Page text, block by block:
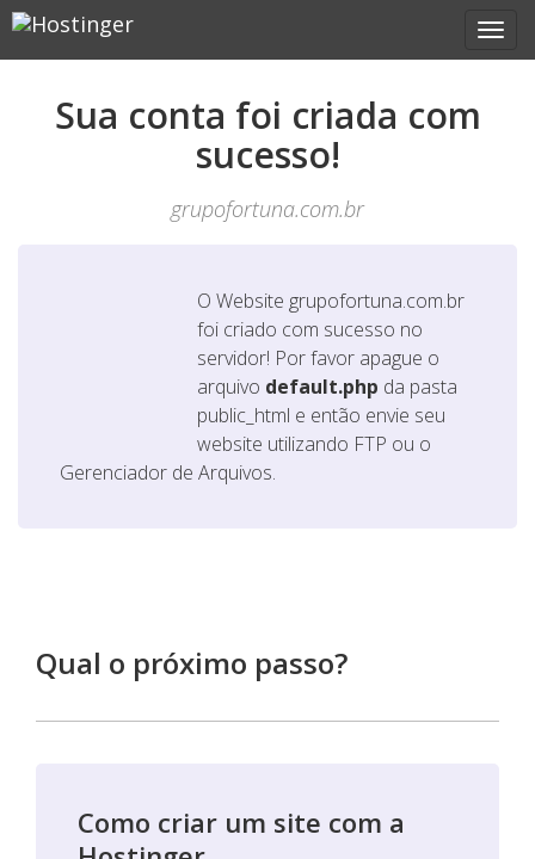
Sua conta foi criada com
sucesso!
grupofortuna.com.br
O Website grupofortuna.com.br
foi criado com sucesso no
servidor! Por favor apague o
arquivo default.php da pasta
public_html e então envie seu
website utilizando FTP ou o
Gerenciador de Arquivos.
Qual o próximo passo?
Como criar um site com a